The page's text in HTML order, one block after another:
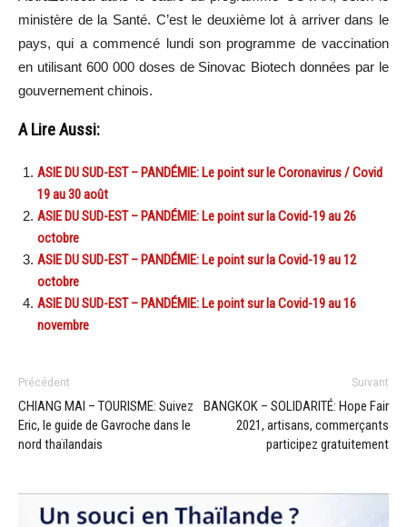
ministère de la Santé. C’est le deuxième lot à arriver dans le
pays, qui a commencé lundi son programme de vaccination
en utilisant 600 000 doses de Sinovac Biotech données par le
gouvernement chinois.
A Lire Aussi:
ASIE DU SUD-EST – PANDÉMIE: Le point sur le Coronavirus / Covid
19 au 30 août
ASIE DU SUD-EST – PANDÉMIE: Le point sur la Covid-19 au 26
octobre
ASIE DU SUD-EST – PANDÉMIE: Le point sur la Covid-19 au 12
octobre
ASIE DU SUD-EST – PANDÉMIE: Le point sur la Covid-19 au 16
novembre
Précédent
CHIANG MAI – TOURISME: Suivez
Eric, le guide de Gavroche dans le
nord thaïlandais
Suivant
BANGKOK – SOLIDARITÉ: Hope Fair
2021, artisans, commerçants
participez gratuitement